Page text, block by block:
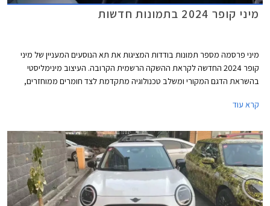
מיני קופר 2024 בתמונות חדשות
מיני פרסמה מספר תמונות בודדות המציגות את תא הנוסעים המעניין של מיני
קופר 2024 החדשה לקראת ההשקה הרשמית הקרובה. העיצוב מינימליסטי
בהשראת הדגם המקורי ומשלב טכנולוגיה מתקדמת לצד חומרים ממוחזרים,
קונספטואלי.
קרא עוד